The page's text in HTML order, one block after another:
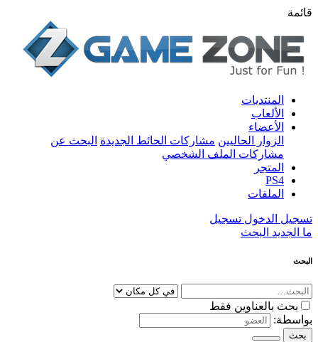
قائمة
المنتديات
الألعاب
الأعضاء
الزوار الحاليين مشاركات الحائط الجديدة البحث عن
مشاركات الملف الشخصي
المتجر
PS4
الملفات
تسجيل الدخول تسجيل
ما الجديد البحث
البحث
بحث بالعناوين فقط
بواسطة:
بحث